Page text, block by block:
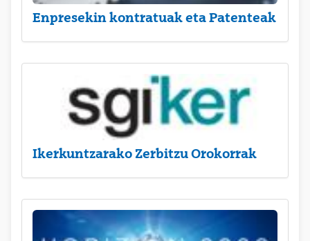
Enpresekin kontratuak eta Patenteak
Ikerkuntzarako Zerbitzu Orokorrak